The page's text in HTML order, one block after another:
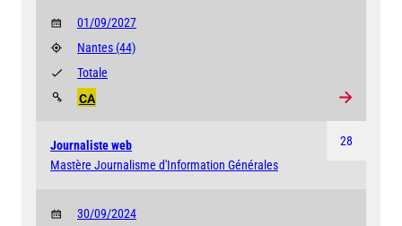
01/09/2027
Nantes (44)
CA
Totale
28
Journaliste web
Mastère Journalisme d'Information Générales
30/09/2024